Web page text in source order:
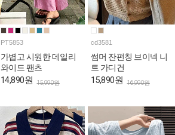
PT5853
가볍고 시원한 데일리
와이드 팬츠
14,890원 15,990원
cd3581
썸머 잔펀칭 브이넥 니
트 가디건
15,890원 16,990원